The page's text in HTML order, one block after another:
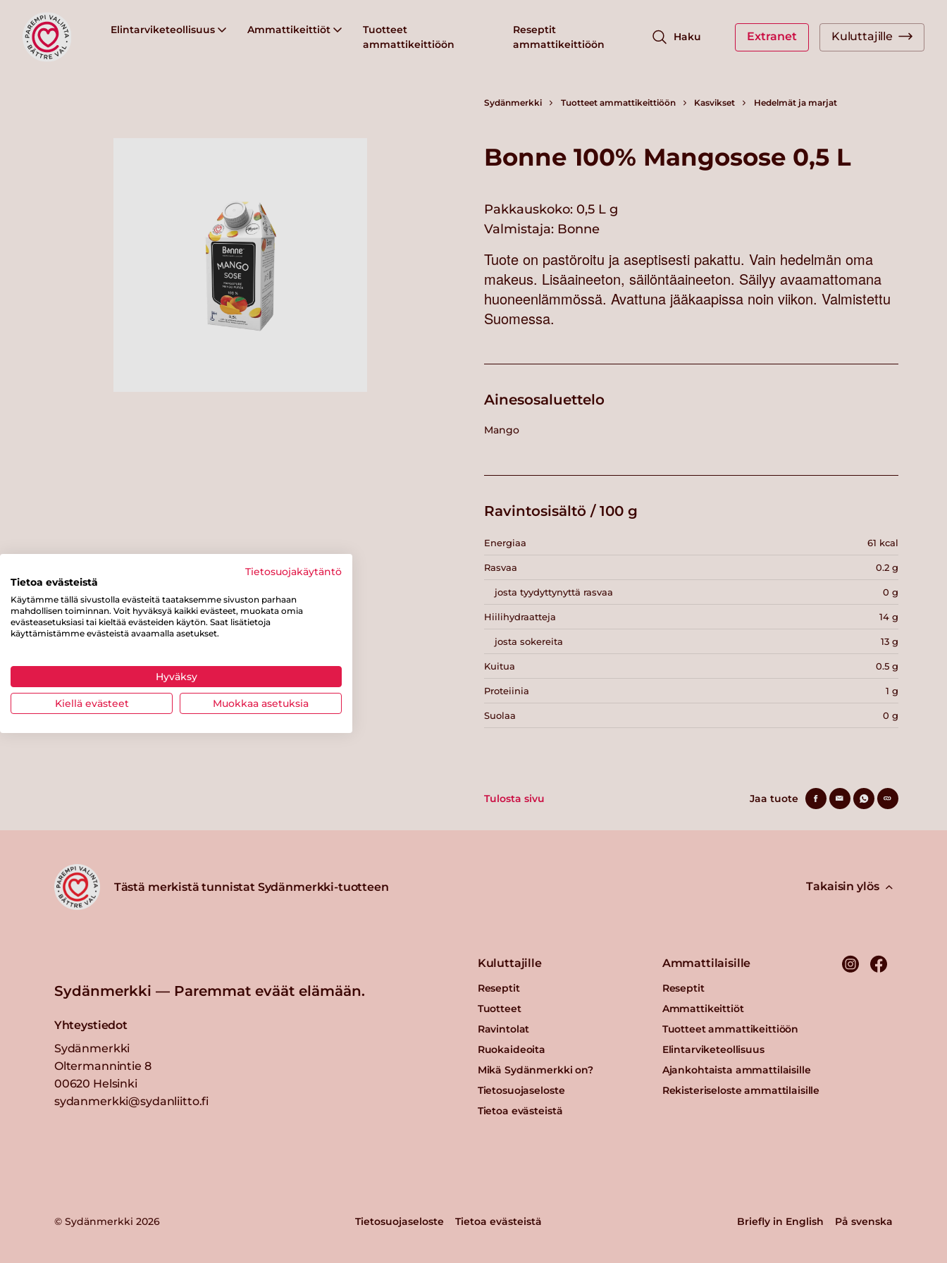
Elintarviketeollisuus Ammattikeittiöt
Tuotteet
ammattikeittiöön
Reseptit
ammattikeittiöön
Haku Extranet Kuluttajille
Sydänmerkki Tuotteet ammattikeittiöön Kasvikset Hedelmät ja marjat
Bonne 100% Mangosose 0,5 L
Pakkauskoko: 0,5 L g
Valmistaja: Bonne
Tuote on pastöroitu ja aseptisesti pakattu. Vain hedelmän oma
makeus. Lisäaineeton, säilöntäaineeton. Säilyy avaamattomana
huoneenlämmössä. Avattuna jääkaapissa noin viikon. Valmistettu
Suomessa.
Ainesosaluettelo
Mango
Ravintosisältö / 100 g
Energiaa 61 kcal
Rasvaa 0.2 g
josta tyydyttynyttä rasvaa 0 g
Hiilihydraatteja 14 g
josta sokereita 13 g
Kuitua 0.5 g
Proteiinia 1 g
Suolaa 0 g
Tulosta sivu Jaa tuote
Tästä merkistä tunnistat Sydänmerkki-tuotteen Takaisin ylös
Sydänmerkki — Paremmat eväät elämään.
Yhteystiedot
Sydänmerkki
Oltermannintie 8
00620 Helsinki
sydanmerkki@sydanliitto.fi
Kuluttajille
Reseptit
Tuotteet
Ravintolat
Ruokaideoita
Mikä Sydänmerkki on?
Tietosuojaseloste
Tietoa evästeistä
Ammattilaisille
Reseptit
Ammattikeittiöt
Tuotteet ammattikeittiöön
Elintarviketeollisuus
Ajankohtaista ammattilaisille
Rekisteriseloste ammattilaisille
© Sydänmerkki 2026 Tietosuojaseloste Tietoa evästeistä Briefly in English På svenska
Tietosuojakäytäntö
Tietoa evästeistä
Käytämme tällä sivustolla evästeitä taataksemme sivuston parhaan
mahdollisen toiminnan. Voit hyväksyä kaikki evästeet, muokata omia
evästeasetuksiasi tai kieltää evästeiden käytön. Saat lisätietoja
käyttämistämme evästeistä avaamalla asetukset.
Hyväksy
Kiellä evästeet Muokkaa asetuksia